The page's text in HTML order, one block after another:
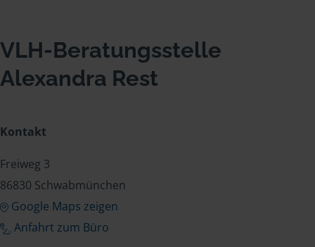
VLH-Beratungsstelle
Alexandra Rest
Kontakt
Freiweg 3
86830 Schwabmünchen
Google Maps zeigen
Anfahrt zum Büro